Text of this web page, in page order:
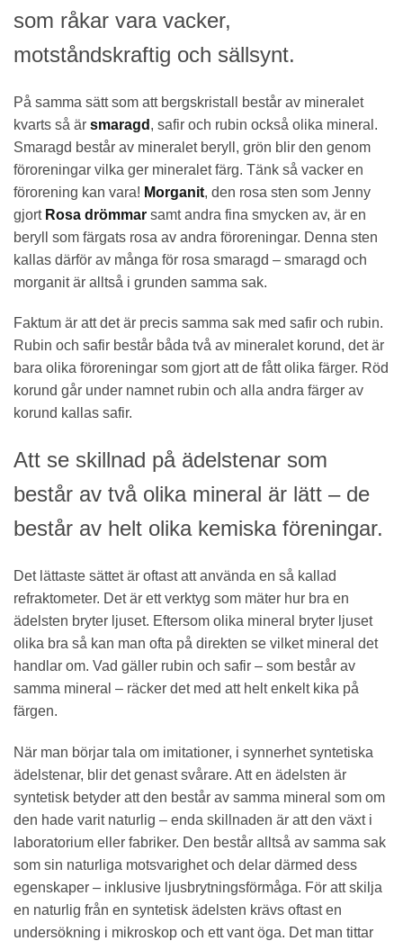
som råkar vara vacker,
motståndskraftig och sällsynt.
På samma sätt som att bergskristall består av mineralet
kvarts så är smaragd , safir och rubin också olika mineral.
Smaragd består av mineralet beryll, grön blir den genom
föroreningar vilka ger mineralet färg. Tänk så vacker en
förorening kan vara! Morganit, den rosa sten som Jenny
gjort Rosa drömmar samt andra fina smycken av, är en
beryll som färgats rosa av andra föroreningar. Denna sten
kallas därför av många för rosa smaragd – smaragd och
morganit är alltså i grunden samma sak.
Faktum är att det är precis samma sak med safir och rubin.
Rubin och safir består båda två av mineralet korund, det är
bara olika föroreningar som gjort att de fått olika färger. Röd
korund går under namnet rubin och alla andra färger av
korund kallas safir.
Att se skillnad på ädelstenar som
består av två olika mineral är lätt – de
består av helt olika kemiska föreningar.
Det lättaste sättet är oftast att använda en så kallad
refraktometer. Det är ett verktyg som mäter hur bra en
ädelsten bryter ljuset. Eftersom olika mineral bryter ljuset
olika bra så kan man ofta på direkten se vilket mineral det
handlar om. Vad gäller rubin och safir – som består av
samma mineral – räcker det med att helt enkelt kika på
färgen.
När man börjar tala om imitationer, i synnerhet syntetiska
ädelstenar, blir det genast svårare. Att en ädelsten är
syntetisk betyder att den består av samma mineral som om
den hade varit naturlig – enda skillnaden är att den växt i
laboratorium eller fabriker. Den består alltså av samma sak
som sin naturliga motsvarighet och delar därmed dess
egenskaper – inklusive ljusbrytningsförmåga. För att skilja
en naturlig från en syntetisk ädelsten krävs oftast en
undersökning i mikroskop och ett vant öga. Det man tittar